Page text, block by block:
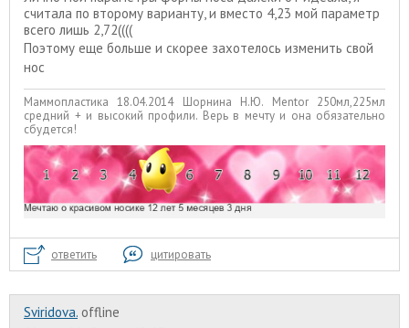
считала по второму варианту, и вместо 4,23 мой параметр
всего лишь 2,72((((
Поэтому еще больше и скорее захотелось изменить свой
нос
Маммопластика 18.04.2014 Шорнина Н.Ю. Mentor 250мл,225мл
средний + и высокий профили. Верь в мечту и она обязательно
сбудется!
ответить цитировать
Sviridova. offline